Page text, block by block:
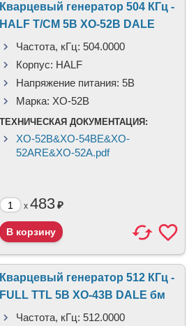
Кварцевый генератор 504 КГц -
HALF T/CM 5В XO-52B DALE
Частота, кГц: 504.0000
Корпус: HALF
Напряжение питания: 5В
Марка: XO-52B
ТЕХНИЧЕСКАЯ ДОКУМЕНТАЦИЯ:
XO-52B&XO-54BE&XO-
52ARE&XO-52A.pdf
x 483₽
Кварцевый генератор 512 КГц -
FULL TTL 5В XO-43B DALE бм
Частота, кГц: 512.0000